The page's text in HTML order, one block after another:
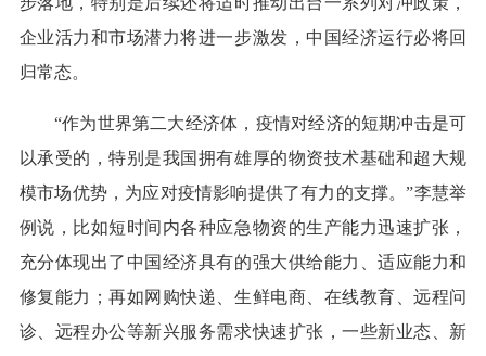
企业活力和市场潜力将进一步激发，中国经济运行必将回
归常态。
“作为世界第二大经济体，疫情对经济的短期冲击是可
以承受的，特别是我国拥有雄厚的物资技术基础和超大规
模市场优势，为应对疫情影响提供了有力的支撑。”李慧举
例说，比如短时间内各种应急物资的生产能力迅速扩张，
充分体现出了中国经济具有的强大供给能力、适应能力和
修复能力；再如网购快递、生鲜电商、在线教育、远程问
诊、远程办公等新兴服务需求快速扩张，一些新业态、新